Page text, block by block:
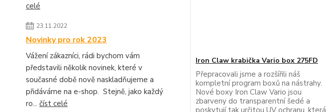
celé
23.11.2022
Novinky pro rok 2023
Vážení zákazníci, rádi bychom vám
představili několik novinek, které v
současné době nově naskladňujeme a
přidáváme na e-shop. Stejně, jako každý
ro... číst celé
Iron Claw krabička Vario box 275FD
Přepracovali jsme a rozšířili náš
kompletní program boxů na nástrahy.
Nové boxy Iron Claw Vario jsou
zbarveny do transparentní šedé a
poskytují tak určitou UV ochranu, která